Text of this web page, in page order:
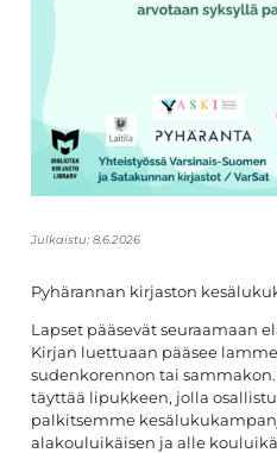
Julkaistu: 8.6.2026
Pyhärannan kirjaston
Lapset pääsevät seuraamaan
Kirjan luettuaan pääsee
sudenkorennon tai
täyttää lipukkeen, jolla
palkitsemme
alakouluikäisen ja alle